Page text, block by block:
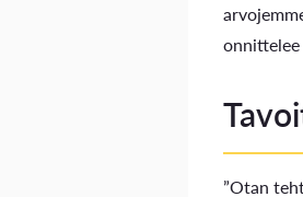
”Otan